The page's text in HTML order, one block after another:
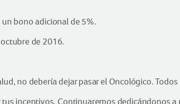
un bono adicional de 5%.
de 2016.
no debería dejar pasar el Oncológico.
incentivos. Continuaremos dedicándonos